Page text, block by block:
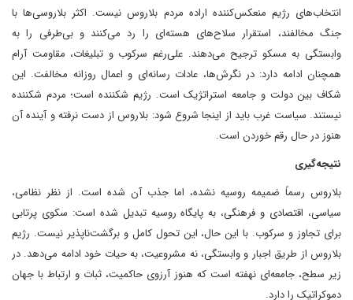
انتخاب‌های رژیم منعکس‌کننده اراده مردم بلاروس نیست. اکثر بلاروسی‌ها با
جنگ مخالفند، استقرار سلاح‌های هسته‌ای را رد می‌کنند و بی‌طرفی را به
وابستگی به مسکو ترجیح می‌دهند. علی‌رغم سرکوب و تبلیغات، مقاومت آرام
همچنان ادامه دارد: در نگرش‌ها، عادات رسانه‌ای و اعمال روزانه مخالفت. این
شکاف بین دولت و جامعه استراتژیک است. رژیم شکننده است؛ مردم شکننده
نیستند. سیاست غرب باید از اینجا شروع شود: بلاروس از دست نرفته و آینده آن
هنوز در حال رقم خوردن است.
نتیجه‌گیری
بلاروس رسماً ضمیمه روسیه نشده، اما جذب آن شده است. از نظر نظامی،
سیاسی، اقتصادی و فرهنگی، به پایگاه روسیه تبدیل شده است: سکوی پرتابی
برای تجاوز و سرکوب. با این حال، این تحول کامل و برگشت‌ناپذیر نیست. رژیم
بلاروس از طریق اجبار و وابستگی، نه مشروعیت، به حیات خود ادامه می‌دهد. در
زیر سطح، جامعه‌ای نهفته است که هنوز آرزوی حاکمیت، ثبات و ارتباط با جهان
دموکراتیک را دارد.